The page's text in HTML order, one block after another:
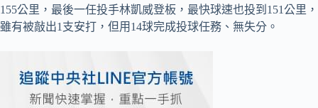
155公里，最後一任投手林凱威登板，最快球速也投到151公里，
雖有被敲出1支安打，但用14球完成投球任務、無失分。